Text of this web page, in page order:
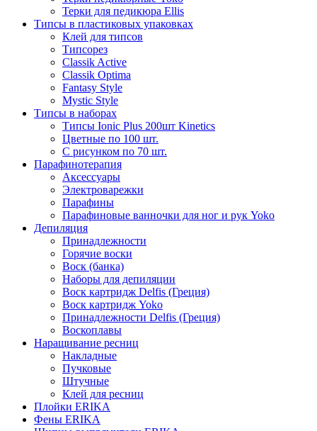
Терки для педикюра Ellis
Типсы в пластиковых упаковках
Клей для типсов
Типсорез
Classik Active
Classik Optima
Fantasy Style
Mystic Style
Типсы в наборах
Типсы Ionic Plus 200шт Kinetics
Цветные по 100 шт.
С рисунком по 70 шт.
Парафинотерапия
Аксессуары
Электроварежки
Парафины
Парафиновые ванночки для ног и рук Yoko
Депиляция
Принадлежности
Горячие воски
Воск (банка)
Наборы для депиляции
Воск картридж Delfis (Греция)
Воск картридж Yoko
Принадлежности Delfis (Греция)
Воскоплавы
Наращивание ресниц
Накладные
Пучковые
Штучные
Клей для ресниц
Плойки ERIKA
Фены ERIKA